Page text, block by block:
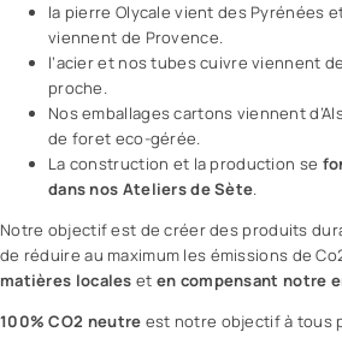
la pierre Olycale vient des Pyrénées
viennent de Provence.
l’acier et nos tubes cuivre viennent
proche.
Nos emballages cartons viennent
de foret eco-gérée.
La construction et la production se
dans nos Ateliers de Sète.
Notre objectif est de créer des produits
de réduire au maximum les émissions de
matières locales et en compensant notre
100% CO2 neutre est notre objectif à tous